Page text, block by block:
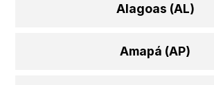
Alagoas (AL)
Amapá (AP)